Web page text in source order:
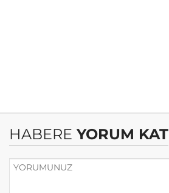
HABERE YORUM KAT